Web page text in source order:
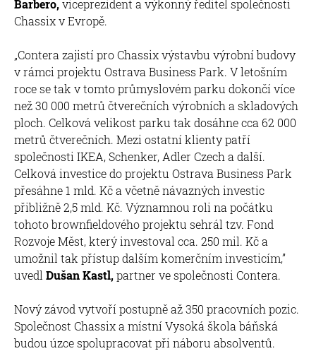
Barbero,viceprezident a výkonný ředitel společnosti
Chassix v Evropě.
„Contera zajistí pro Chassix výstavbu výrobní budovy
v rámci projektu Ostrava Business Park. V letošním
roce se tak v tomto průmyslovém parku dokončí více
než 30 000 metrů čtverečních výrobních a skladových
ploch. Celková velikost parku tak dosáhne cca 62 000
metrů čtverečních. Mezi ostatní klienty patří
společnosti IKEA, Schenker, Adler Czech a další.
Celková investice do projektu Ostrava Business Park
přesáhne 1 mld. Kč a včetně návazných investic
přibližně 2,5 mld. Kč. Významnou roli na počátku
tohoto brownfieldového projektu sehrál tzv. Fond
Rozvoje Měst, který investoval cca. 250 mil. Kč a
umožnil tak přístup dalším komerčním investicím,”
uvedl Dušan Kastl,partner ve společnosti Contera.
Nový závod vytvoří postupně až 350 pracovních pozic.
Společnost Chassix a místní Vysoká škola báňská
budou úzce spolupracovat při náboru absolventů.